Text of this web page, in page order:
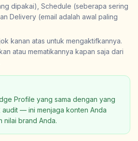
dipakai), Schedule (seberapa sering
Delivery (email adalah awal paling
kanan atas untuk mengaktifkannya.
atau mematikannya kapan saja dari
Profile yang sama dengan yang
audit — ini menjaga konten Anda
nilai brand Anda.